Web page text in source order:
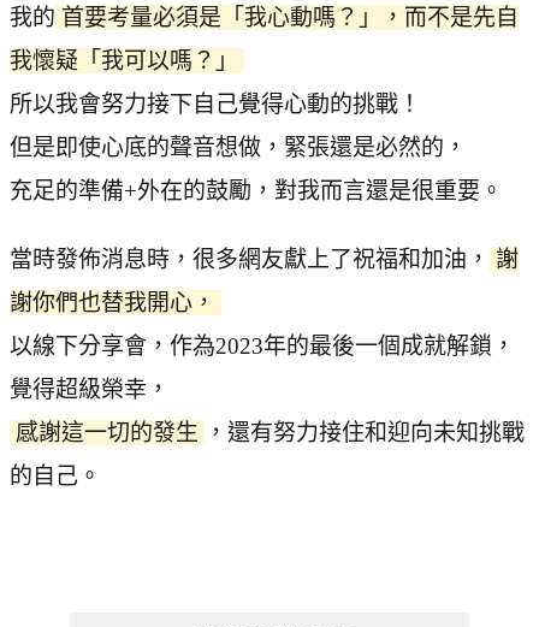
我的 首要考量必須是「我心動嗎？」，而不是先自
我懷疑「我可以嗎？」
所以我會努力接下自己覺得心動的挑戰！
但是即使心底的聲音想做，緊張還是必然的，
充足的準備+外在的鼓勵，對我而言還是很重要。
當時發佈消息時，很多網友獻上了祝福和加油，
謝
謝你們也替我開心，
以線下分享會，作為2023年的最後一個成就解鎖，
覺得超級榮幸，
感謝這一切的發生
，還有努力接住和迎向未知挑戰
的自己。